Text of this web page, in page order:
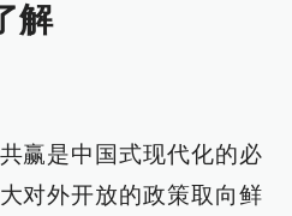
解
赢是中国式现代化的必
对外开放的政策取向鲜